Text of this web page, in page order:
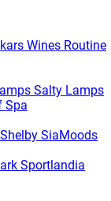
Wines Routine
Salty Lamps
Spa
Shelby SiaMoods
Sportlandia